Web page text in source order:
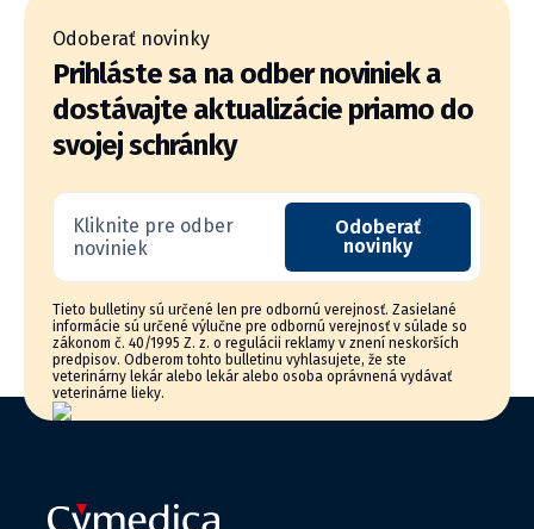
Odoberať novinky
Prihláste sa na odber noviniek a
dostávajte aktualizácie priamo do
svojej schránky
Kliknite pre odber
noviniek
Odoberať
novinky
Tieto bulletiny sú určené len pre odbornú verejnosť. Zasielané
informácie sú určené výlučne pre odbornú verejnosť v súlade so
zákonom č. 40/1995 Z. z. o regulácii reklamy v znení neskorších
predpisov. Odberom tohto bulletinu vyhlasujete, že ste
veterinárny lekár alebo lekár alebo osoba oprávnená vydávať
veterinárne lieky.